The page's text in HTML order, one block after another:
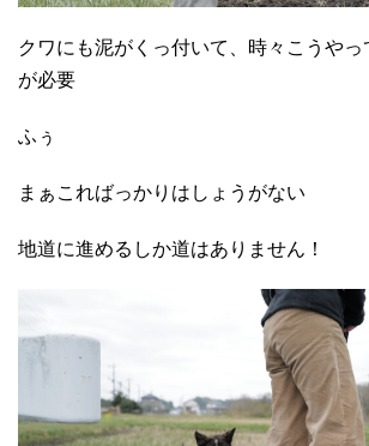
クワにも泥がくっ付いて、時々こうや
が必要
ふぅ
まぁこればっかりはしょうがない
地道に進めるしか道はありません！